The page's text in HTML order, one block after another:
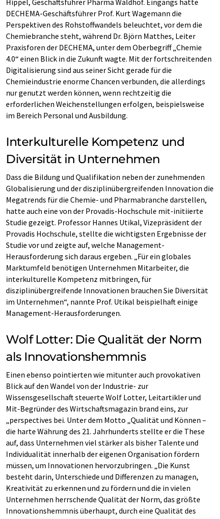
Hippel, Geschäftsführer Pharma Waldhof. Eingangs hatte
DECHEMA-Geschäftsführer Prof. Kurt Wagemann die
Perspektiven des Rohstoffwandels beleuchtet, vor dem die
Chemiebranche steht, während Dr. Björn Matthes, Leiter
Praxisforen der DECHEMA, unter dem Oberbegriff „Chemie
4.0“ einen Blick in die Zukunft wagte. Mit der fortschreitenden
Digitalisierung sind aus seiner Sicht gerade für die
Chemieindustrie enorme Chancen verbunden, die allerdings
nur genutzt werden können, wenn rechtzeitig die
erforderlichen Weichenstellungen erfolgen, beispielsweise
im Bereich Personal und Ausbildung.
Interkulturelle Kompetenz und
Diversität in Unternehmen
Dass die Bildung und Qualifikation neben der zunehmenden
Globalisierung und der disziplinübergreifenden Innovation die
Megatrends für die Chemie- und Pharmabranche darstellen,
hatte auch eine von der Provadis-Hochschule mit-initiierte
Studie gezeigt. Professor Hannes Utikal, Vizepräsident der
Provadis Hochschule, stellte die wichtigsten Ergebnisse der
Studie vor und zeigte auf, welche Management-
Herausforderung sich daraus ergeben. „Für ein globales
Marktumfeld benötigen Unternehmen Mitarbeiter, die
interkulturelle Kompetenz mitbringen, für
disziplinübergreifende Innovationen brauchen Sie Diversität
im Unternehmen“, nannte Prof. Utikal beispielhaft einige
Management-Herausforderungen.
Wolf Lotter: Die Qualität der Norm
als Innovationshemmnis
Einen ebenso pointierten wie mitunter auch provokativen
Blick auf den Wandel von der Industrie- zur
Wissensgesellschaft steuerte Wolf Lotter, Leitartikler und
Mit-Begründer des Wirtschaftsmagazin brand eins, zur
„perspectives bei. Unter dem Motto „Qualität und Können –
die harte Währung des 21. Jahrhunderts stellte er die These
auf, dass Unternehmen viel stärker als bisher Talente und
Individualität innerhalb der eigenen Organisation fördern
müssen, um Innovationen hervorzubringen. „Die Kunst
besteht darin, Unterschiede und Differenzen zu managen,
Kreativität zu erkennen und zu fördern und die in vielen
Unternehmen herrschende Qualität der Norm, das größte
Innovationshemmnis überhaupt, durch eine Qualität des